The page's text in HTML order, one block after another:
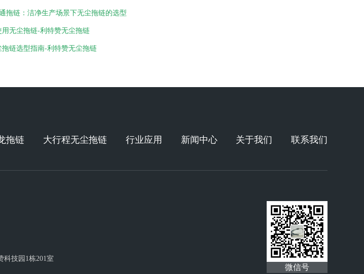
拖链：洁净生产场景下无尘拖链的选型
无尘拖链-利特赞无尘拖链
链选型指南-利特赞无尘拖链
拖链 大行程无尘拖链 行业应用 新闻中心 关于我们 联系我们
科技园1栋201室
微信号